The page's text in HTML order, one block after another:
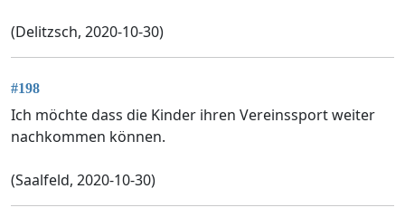
(Delitzsch, 2020-10-30)
#198
Ich möchte dass die Kinder ihren Vereinssport weiter
nachkommen können.
(Saalfeld, 2020-10-30)